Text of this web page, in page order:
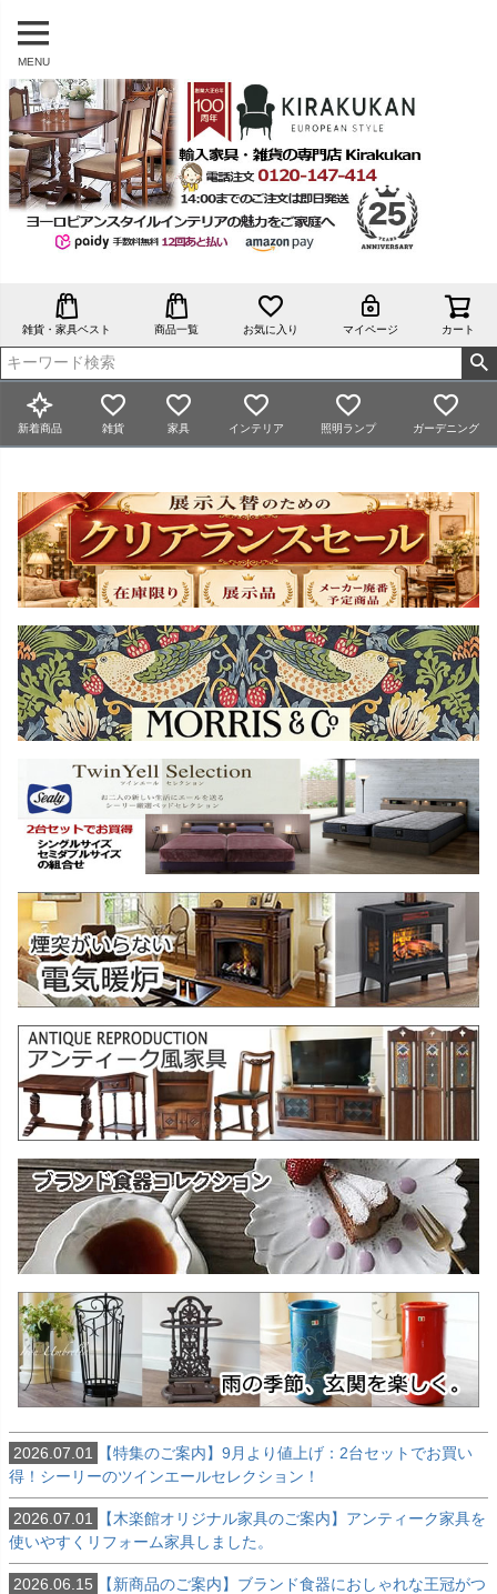
MENU
雑貨・家具ベスト 商品一覧 お気に入り マイページ カート
新着商品 雑貨 家具 インテリア 照明ランプ ガーデニング
2026.07.01
【特集のご案内】9月より値上げ：2台セットでお買い
得！シーリーのツインエールセレクション！
2026.07.01
【木楽館オリジナル家具のご案内】アンティーク家具を
使いやすくリフォーム家具しました。
2026.06.15
【新商品のご案内】ブランド食器におしゃれな王冠がつ